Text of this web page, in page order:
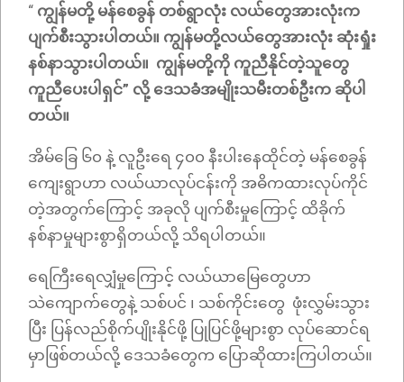
“ ကျွန်မတို့ မန်စေခွန် တစ်ရွာလုံး လယ်တွေအားလုံးက
ပျက်စီးသွားပါတယ်။ ကျွန်မတို့လယ်တွေအားလုံး ဆုံးရှုံး
နစ်နာသွားပါတယ်။ ကျွန်မတို့ကို ကူညီနိုင်တဲ့သူတွေ
ကူညီပေးပါရှင်” လို့ ဒေသခံအမျိုးသမီးတစ်ဦးက ဆိုပါ
တယ်။
အိမ်ခြေ ၆၀ နဲ့ လူဦးရေ ၄၀၀ နီးပါးနေထိုင်တဲ့ မန်စေခွန်
ကျေးရွာဟာ လယ်ယာလုပ်ငန်းကို အဓိကထားလုပ်ကိုင်
တဲ့အတွက်ကြောင့် အခုလို ပျက်စီးမှုကြောင့် ထိခိုက်
နစ်နာမှုများစွာရှိတယ်လို့ သိရပါတယ်။
ရေကြီးရေလျှံမှုကြောင့် လယ်ယာမြေတွေဟာ
သဲကျောက်တွေနဲ့ သစ်ပင် ၊ သစ်ကိုင်းတွေ ဖုံးလွှမ်းသွား
ပြီး ပြန်လည်စိုက်ပျိုးနိုင်ဖို့ ပြုပြင်ဖို့များစွာ လုပ်ဆောင်ရ
မှာဖြစ်တယ်လို့ ဒေသခံတွေက ပြောဆိုထားကြပါတယ်။